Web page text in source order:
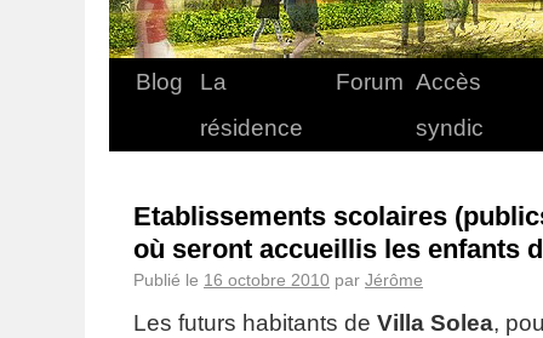
Blog
La
résidence
Forum Accès
syndic
Etablissements scolaires
où seront accueillis les enfants
Publié le 16 octobre 2010 par Jérôme
Les futurs habitants de Villa Solea,